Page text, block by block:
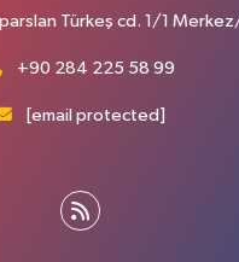
Türkeş cd. 1/1
+90 284 225 58 99
[email protected]